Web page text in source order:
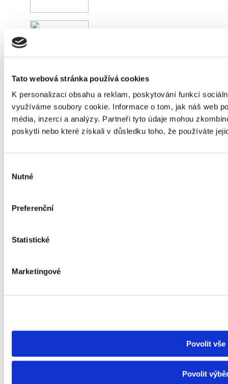
Tato webová stránka používá cookies
K personalizaci obsahu a reklam, poskytování funkcí
využíváme soubory cookie. Informace o tom, jak náš web
média, inzerci a analýzy. Partneři tyto údaje mohou
poskytli nebo které získali v důsledku toho, že používáte
souhlasu
Nutné
Preferenční
Statistické
Marketingové
Povolit vše
Povolit
Stříbro pro letohradské geodety 2024
23. 4. 2024